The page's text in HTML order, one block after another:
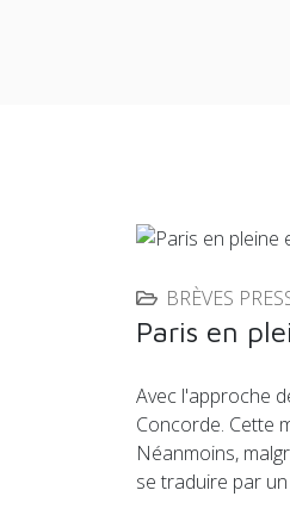
BRÈVES
Paris en
Avec l'approche
Concorde. Cette
Néanmoins,
se traduire par